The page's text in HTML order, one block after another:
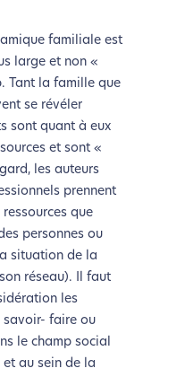
familiale est
large et non «
Tant la famille que
se révéler
sont quant à eux
et sont «
les auteurs
prennent
que
personnes ou
situation de la
réseau). Il faut
les
savoir- faire ou
le champ social
au sein de la